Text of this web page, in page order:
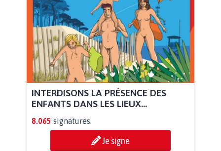
INTERDISONS LA PRÉSENCE DES
ENFANTS DANS LES LIEUX...
8.065 signatures
Je signe